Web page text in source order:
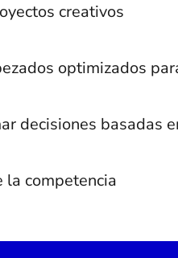
creativos
optimizados
decisiones basadas
competencia